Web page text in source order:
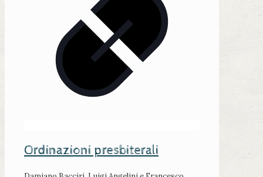
Ordinazioni presbiterali